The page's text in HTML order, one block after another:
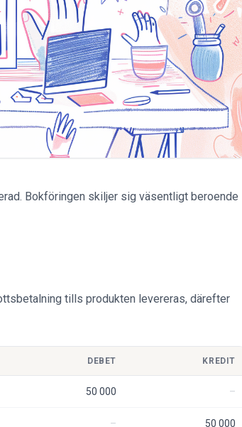
Bokföringen skiljer sig väsentligt beroende
tills produkten levereras, därefter
DEBET KREDIT
50 000
50 000